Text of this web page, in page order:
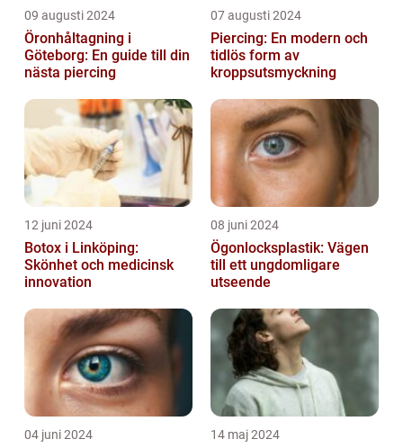
09 augusti 2024
Öronhåltagning i
Göteborg: En guide till din
nästa piercing
07 augusti 2024
Piercing: En modern och
tidlös form av
kroppsutsmyckning
12 juni 2024
Botox i Linköping:
Skönhet och medicinsk
innovation
08 juni 2024
Ögonlocksplastik: Vägen
till ett ungdomligare
utseende
04 juni 2024 14 maj 2024